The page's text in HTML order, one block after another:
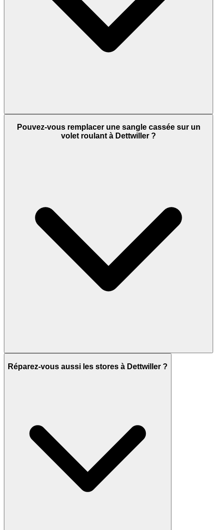
Pouvez-vous remplacer une sangle cassée sur un
volet roulant à Dettwiller ?
Réparez-vous aussi les stores à Dettwiller ?